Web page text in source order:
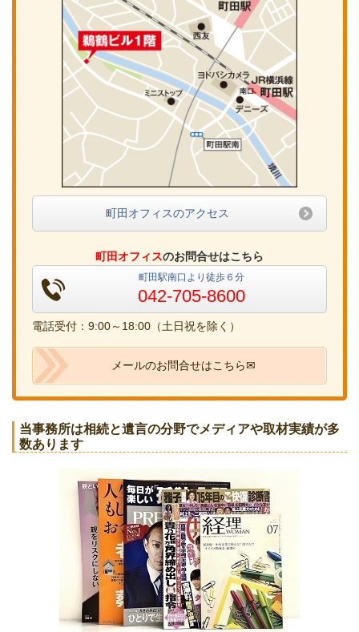
町田オフィスのアクセス
町田オフィスのお問合せはこちら
町田駅南口より徒歩６分
042-705-8600
電話受付：9:00～18:00（土日祝を除く）
メールのお問合せはこちら✉
当事務所は相続と遺言の分野でメディアや取材実績が多
数あります